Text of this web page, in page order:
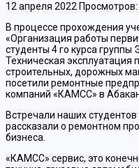
12 апреля 2022
В процессе прохождения
«Организация работы
студенты 4 го курса группы
Техническая эксплуатация
строительных, дорожных
посетили ремонтные
компаний «КАМСС» в
Встречали наших
рассказали о ремонтном
бизнеса.
«КАМСС» сервис, это